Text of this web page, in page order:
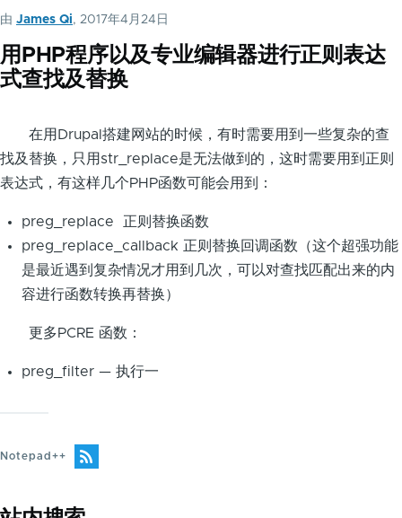
由 James Qi, 2017年4月24日
用PHP程序以及专业编辑器进行正则表达
式查找及替换
在用Drupal搭建网站的时候，有时需要用到一些复杂的查
找及替换，只用str_replace是无法做到的，这时需要用到正则
表达式，有这样几个PHP函数可能会用到：​
preg_replace 正则替换函数
preg_replace_callback 正则替换回调函数（这个超强功能
是最近遇到复杂情况才用到几次，可以对查找匹配出来的内
容进行函数转换再替换）
更多PCRE 函数：
preg_filter — 执行一
Notepad++